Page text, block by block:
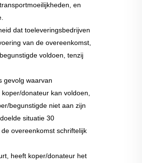
en
dat toeleveringsbedrijven
van de overeenkomst,
voldoen, tenzij
gevolg waarvan
donateur kan voldoen,
begunstigde niet aan zijn
situatie 30
overeenkomst schriftelijk
heeft koper/donateur het